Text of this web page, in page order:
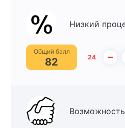
Низкий
Общий балл
82 24 –